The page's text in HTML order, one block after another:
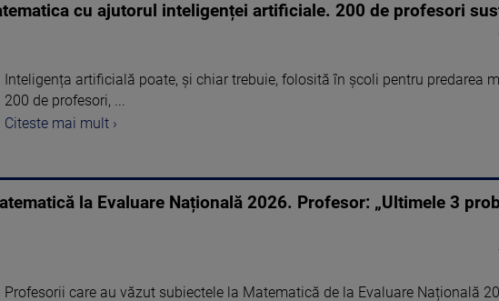
cu ajutorul inteligenței artificiale. 200 de profesori
Inteligența artificială poate, și chiar trebuie, folosită în școli pentru predarea
200 de profesori, ...
Citeste mai mult ›
la Evaluare Națională 2026. Profesor: „Ultimele 3
Profesorii care au văzut subiectele la Matematică de la Evaluare Națională